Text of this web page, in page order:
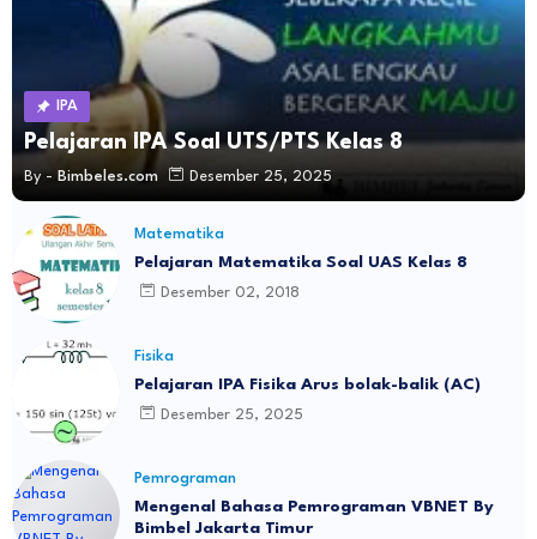
IPA
Pelajaran IPA Soal UTS/PTS Kelas 8
By - Bimbeles.com Desember 25, 2025
Matematika
Pelajaran Matematika Soal UAS Kelas 8
Desember 02, 2018
Fisika
Pelajaran IPA Fisika Arus bolak-balik (AC)
Desember 25, 2025
Pemrograman
Mengenal Bahasa Pemrograman VBNET By
Bimbel Jakarta Timur